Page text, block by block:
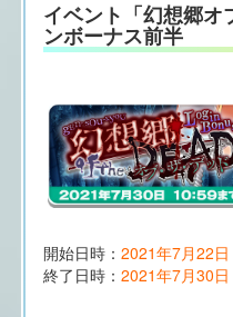
イベント「幻想郷オ
ンボーナス前半
開始日時： 2021年7月22
終了日時： 2021年7月30